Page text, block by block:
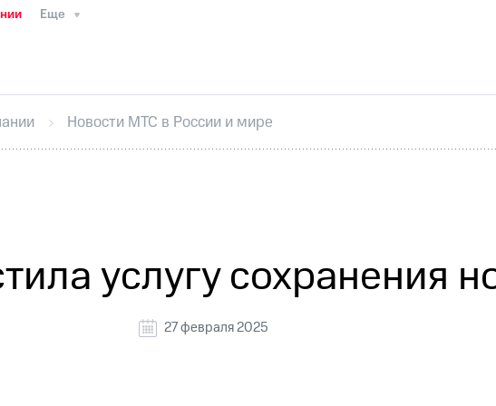
Еще
ИнтервьюФинансовая отчетностьКонтакты
секретарьРаскрытие информации
кабинет акционераАкционерный капиталКонтроль и
Новости МТС в России и мире
услугу сохранения
27 февраля 2025